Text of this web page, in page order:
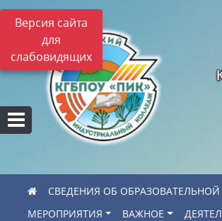
Версия сайта
для
слабовидящих
СВЕДЕНИЯ ОБ
МЕРОПРИЯТИЯ
ВАЖНОЕ